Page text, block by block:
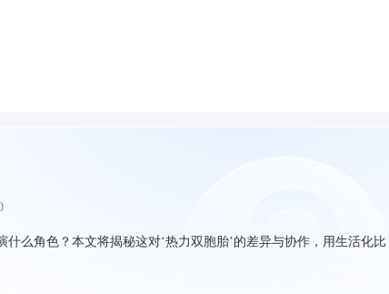
么角色？本文将揭秘这对‘热力双胞胎’的差异与协作，用生活化比